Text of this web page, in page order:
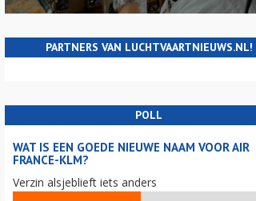
PARTNERS VAN LUCHTVAARTNIEUWS.NL!
POLL
WAT IS EEN GOEDE NIEUWE NAAM VOOR AIR
FRANCE-KLM?
Verzin alsjeblieft iets anders